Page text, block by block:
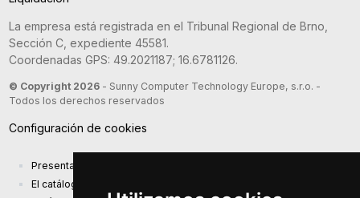
La empresa está registrada en el Tribunal Regional de Brno,
Sección C, expediente 45581.
Coordenadas GPS: 49.2021187; 16.6781126.
© Copyright 2026- Sunny Computer Technology Europe, s.r.o. -
Todos los derechos reservados
Configuración de cookies
Presentación de la compañía
El catálogo de productos actual